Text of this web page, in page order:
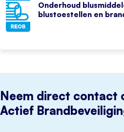
Neem direct contact
Actief
Onderhoud
blustoestellen en